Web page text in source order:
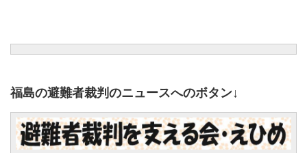
福島の避難者裁判のニュースへのボタン↓